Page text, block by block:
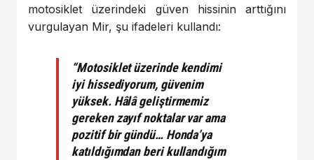
motosiklet üzerindeki güven hissinin arttığını
vurgulayan Mir, şu ifadeleri kullandı:
“Motosiklet üzerinde kendimi
iyi hissediyorum, güvenim
yüksek. Hâlâ geliştirmemiz
gereken zayıf noktalar var ama
pozitif bir gündü… Honda’ya
katıldığımdan beri kullandığım